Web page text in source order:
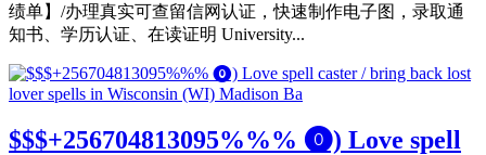
绩单】/办理真实可查留信网认证，快速制作电子图，录取通
知书、学历认证、在读证明 University...
$$$+256704813095%%% ⓿) Love spell